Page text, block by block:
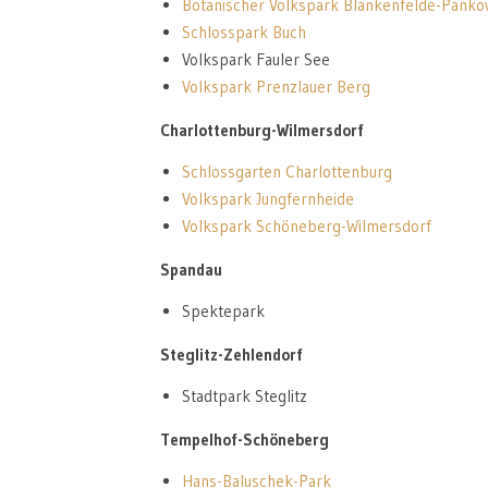
Botanischer Volkspark Blankenfelde-
Schlosspark Buch
Volkspark Fauler See
Volkspark Prenzlauer Berg
Charlottenburg-Wilmersdorf
Schlossgarten Charlottenburg
Volkspark Jungfernheide
Volkspark Schöneberg-Wilmersdorf
Spandau
Spektepark
Steglitz-Zehlendorf
Stadtpark Steglitz
Tempelhof-Schöneberg
Hans-Baluschek-Park